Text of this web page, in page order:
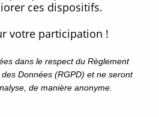
ces dispositifs.
votre participation !
dans le respect du Règlement
Données (RGPD) et ne seront
de manière anonyme.